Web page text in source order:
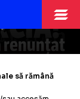
și pasă
la
a primit
Anunțul
în prima
fostului
i-au
renunțat
lovitura
din
să rămână